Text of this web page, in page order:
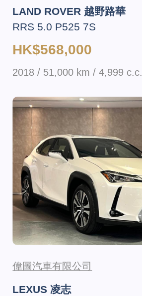
LAND ROVER 越野路華
RRS 5.0 P525 7S
HK$568,000
2018 / 51,000 km / 4,999 c.c.
偉圖汽車有限公司
LEXUS 凌志